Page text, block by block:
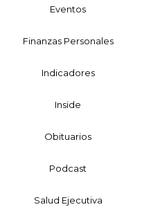
Eventos
Finanzas Personales
Indicadores
Inside
Obituarios
Podcast
Salud Ejecutiva